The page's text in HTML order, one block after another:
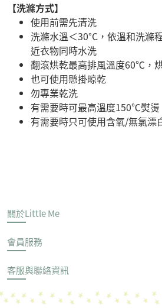
【洗滌方式】
使用前需先清洗
洗滌水溫＜30°C，依溫和洗滌
近衣物同時水洗
翻滾烘乾最高排風溫度60℃，
也可使用懸掛晾乾
勿專業乾洗
有需要時可最高溫度150℃熨燙
有需要時只可使用含氧/無氯漂
關於Little Me
會員服務
客服與聯絡資訊